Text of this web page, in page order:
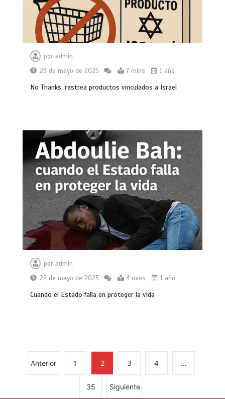
por admin
23 de mayo de 2025
7 mins 1 año
No Thanks, rastrea productos vinculados a Israel
por admin
22 de mayo de 2025
4 mins 1 año
Cuando el Estado falla en proteger la vida
Anterior 1 2 3 4 …
35 Siguiente